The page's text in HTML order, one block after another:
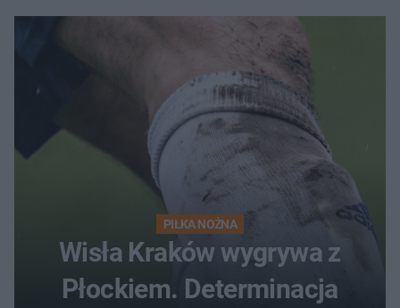
PIŁKA NOŻNA
Wisła Kraków wygrywa z
Płockiem. Determinacja